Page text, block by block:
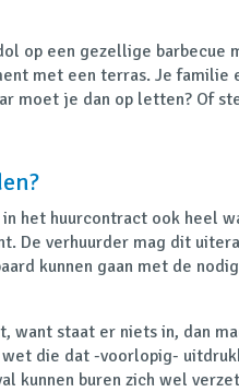
op een gezellige barbecue
met een terras. Je familie
moet je dan op letten? Of
het huurcontract ook heel
De verhuurder mag dit
kunnen gaan met de
staat er niets in, dan
die dat -voorlopig-
kunnen buren zich wel